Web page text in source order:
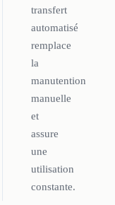
transfert
automatisé
remplace
la
manutention
manuelle
et
assure
une
utilisation
constante.